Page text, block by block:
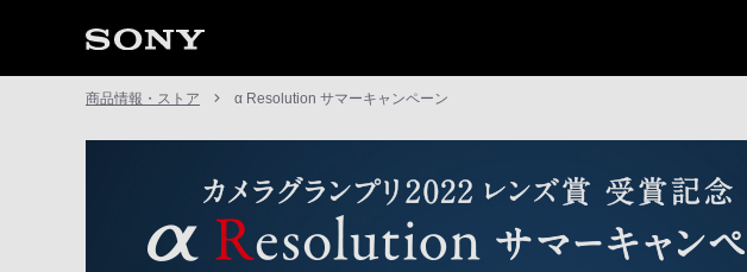
商品情報・ストア α Resolution サマーキャンペーン